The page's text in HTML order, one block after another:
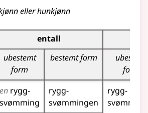
eller hunkjønn
dette substantivet
entall
ubestemt
form
bestemt form
ubestemt
form
en rygg­
svømming
rygg­
svømmingen
rygg­